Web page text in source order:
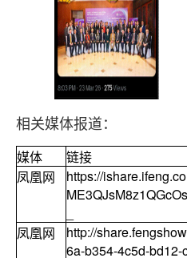
相关媒体报道：
媒体
链接
凤凰网
https://
凤凰网
http://
6a-b354-4c5d-